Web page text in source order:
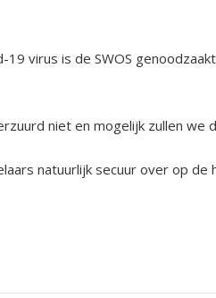
19 virus is de SWOS
niet en mogelijk zullen we
natuurlijk secuur over op